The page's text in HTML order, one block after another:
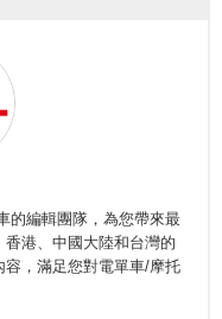
的編輯團隊，為您帶來最
港、中國大陸和台灣的
，滿足您對電單車/摩托